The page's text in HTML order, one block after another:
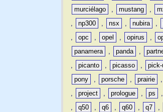
murciélago
, mustang ,
,
np300 , nsx , nubira ,
,
opc , opel , opirus ,
panamera
, panda ,
,
picanto , picasso , pick-
pony
, porsche , prairie ,
,
project , prologue , ps ,
,
q50 , q6 , q60 , q7 ,